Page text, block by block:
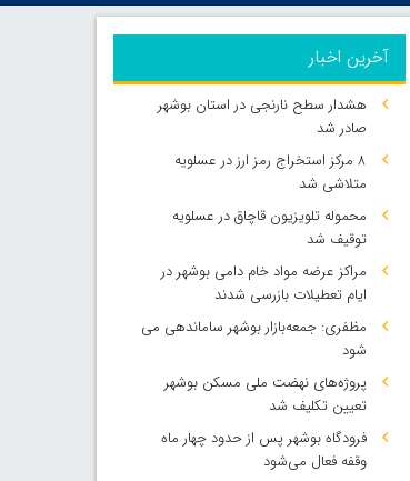
آخرین اخبار
هشدار سطح نارنجی در استان بوشهر
صادر شد
۸ مرکز استخراج رمز ارز در عسلویه
متلاشی شد
محموله تلویزیون قاچاق در عسلویه
توقیف شد
مراکز عرضه مواد خام دامی بوشهر در
ایام تعطیلات بازرسی شدند
مظفری: جمعه‌بازار بوشهر ساماندهی می‌
شود
پروژه‌های نهضت ملی مسکن بوشهر
تعیین تکلیف شد
فرودگاه بوشهر پس از حدود چهار ماه
وقفه فعال می‌شود